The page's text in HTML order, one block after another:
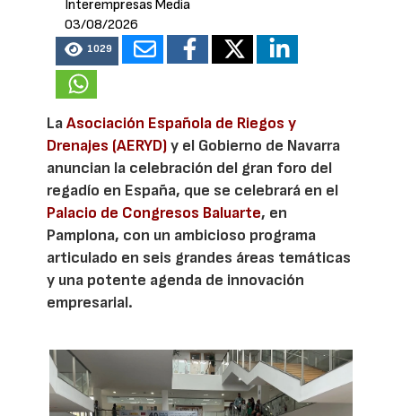
Interempresas Media
03/08/2026
1029
LaAsociación Española de Riegos y
Drenajes (AERYD)y el Gobierno de Navarra
anuncian la celebración del gran foro del
regadío en España, que se celebrará en el
Palacio de Congresos Baluarte, en
Pamplona, con un ambicioso programa
articulado en seis grandes áreas temáticas
y una potente agenda de innovación
empresarial.